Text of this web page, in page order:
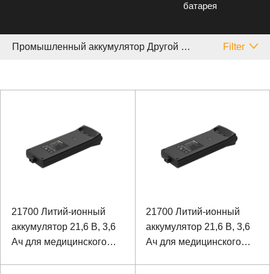
батарея
Промышленный аккумулятор Другой Медицинское Filter
21700 Литий-ионный
аккумулятор 21,6 В, 3,6
Ач для медицинского
21700 Литий-ионный
аккумулятор 21,6 В, 3,6
Ач для медицинского